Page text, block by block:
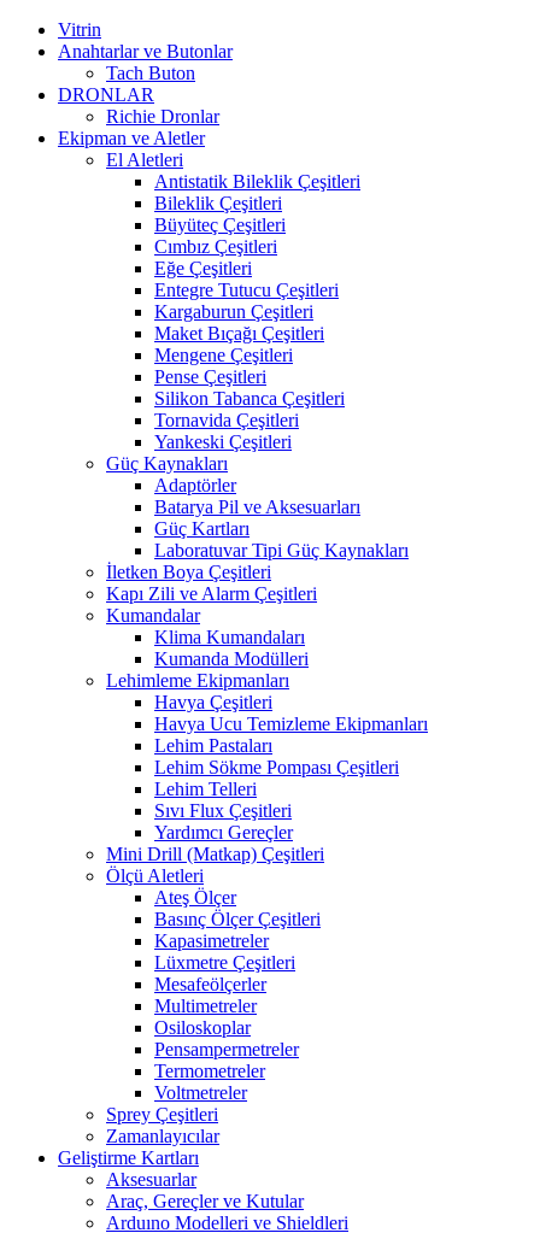
Vitrin
Anahtarlar ve Butonlar
Tach Buton
DRONLAR
Richie Dronlar
Ekipman ve Aletler
El Aletleri
Antistatik Bileklik Çeşitleri
Bileklik Çeşitleri
Büyüteç Çeşitleri
Cımbız Çeşitleri
Eğe Çeşitleri
Entegre Tutucu Çeşitleri
Kargaburun Çeşitleri
Maket Bıçağı Çeşitleri
Mengene Çeşitleri
Pense Çeşitleri
Silikon Tabanca Çeşitleri
Tornavida Çeşitleri
Yankeski Çeşitleri
Güç Kaynakları
Adaptörler
Batarya Pil ve Aksesuarları
Güç Kartları
Laboratuvar Tipi Güç Kaynakları
İletken Boya Çeşitleri
Kapı Zili ve Alarm Çeşitleri
Kumandalar
Klima Kumandaları
Kumanda Modülleri
Lehimleme Ekipmanları
Havya Çeşitleri
Havya Ucu Temizleme Ekipmanları
Lehim Pastaları
Lehim Sökme Pompası Çeşitleri
Lehim Telleri
Sıvı Flux Çeşitleri
Yardımcı Gereçler
Mini Drill (Matkap) Çeşitleri
Ölçü Aletleri
Ateş Ölçer
Basınç Ölçer Çeşitleri
Kapasimetreler
Lüxmetre Çeşitleri
Mesafeölçerler
Multimetreler
Osiloskoplar
Pensampermetreler
Termometreler
Voltmetreler
Sprey Çeşitleri
Zamanlayıcılar
Geliştirme Kartları
Aksesuarlar
Araç, Gereçler ve Kutular
Arduıno Modelleri ve Shieldleri